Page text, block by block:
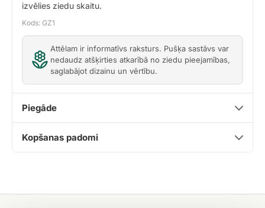
izvēlies ziedu skaitu.
Kods: GZ1
Attēlam ir informatīvs raksturs. Pušķa sastāvs var
nedaudz atšķirties atkarībā no ziedu pieejamības,
saglabājot dizainu un vērtību.
Piegāde
Kopšanas padomi